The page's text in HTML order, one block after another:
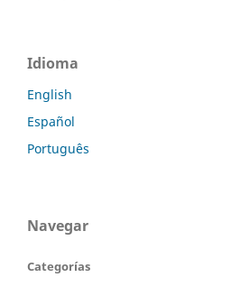
Idioma
English
Español
Português
Navegar
Categorías